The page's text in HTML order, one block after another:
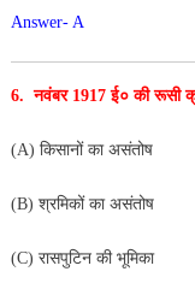
Answer- A
6. नवंबर 1917 ई० की रूसी
(A) किसानों का असंतोष
(B) श्रमिकों का असंतोष
(C) रासपुटिन की भूमिका